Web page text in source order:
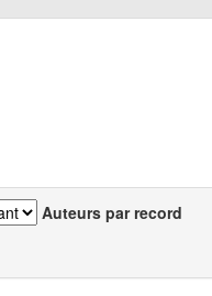
Auteurs par record